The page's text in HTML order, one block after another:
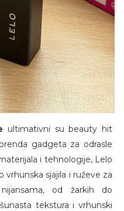
ultimativni su beauty hit
gadgeta za odrasle
i tehnologije, Lelo
vrhunska sjajila i ruževe za
od žarkih do
tekstura i vrhunski